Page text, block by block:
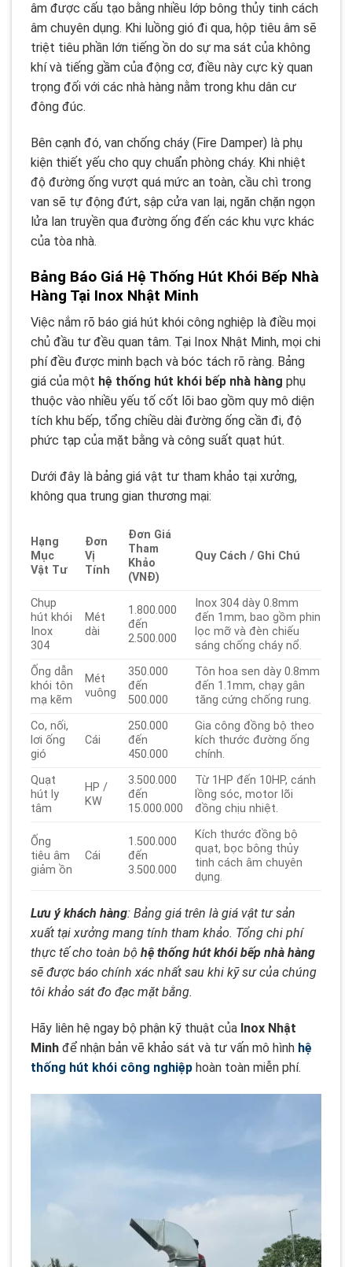
âm được cấu tạo bằng nhiều lớp bông thủy tinh cách
âm chuyên dụng. Khi luồng gió đi qua, hộp tiêu âm sẽ
triệt tiêu phần lớn tiếng ồn do sự ma sát của không
khí và tiếng gầm của động cơ, điều này cực kỳ quan
trọng đối với các nhà hàng nằm trong khu dân cư
đông đúc.
Bên cạnh đó, van chống cháy (Fire Damper) là phụ
kiện thiết yếu cho quy chuẩn phòng cháy. Khi nhiệt
độ đường ống vượt quá mức an toàn, cầu chì trong
van sẽ tự động đứt, sập cửa van lại, ngăn chặn ngọn
lửa lan truyền qua đường ống đến các khu vực khác
của tòa nhà.
Bảng Báo Giá Hệ Thống Hút Khói Bếp Nhà
Hàng Tại Inox Nhật Minh
Việc nắm rõ báo giá hút khói công nghiệp là điều mọi
chủ đầu tư đều quan tâm. Tại Inox Nhật Minh, mọi chi
phí đều được minh bạch và bóc tách rõ ràng. Bảng
giá của một hệ thống hút khói bếp nhà hàng phụ
thuộc vào nhiều yếu tố cốt lõi bao gồm quy mô diện
tích khu bếp, tổng chiều dài đường ống cần đi, độ
phức tạp của mặt bằng và công suất quạt hút.
Dưới đây là bảng giá vật tư tham khảo tại xưởng,
không qua trung gian thương mại:
Hạng
Mục
Vật Tư
Đơn
Vị
Tính
Đơn Giá
Tham
Khảo
(VNĐ)
Quy Cách / Ghi Chú
Chụp
hút khói
Inox
304
Mét
dài
1.800.000
đến
2.500.000
Inox 304 dày 0.8mm
đến 1mm, bao gồm phin
lọc mỡ và đèn chiếu
sáng chống cháy nổ.
Ống dẫn
khói tôn
mạ kẽm
Mét
vuông
350.000
đến
500.000
Tôn hoa sen dày 0.8mm
đến 1.1mm, chạy gân
tăng cứng chống rung.
Co, nối,
lơi ống
gió
Cái
250.000
đến
450.000
Gia công đồng bộ theo
kích thước đường ống
chính.
Quạt
hút ly
tâm
HP /
KW
3.500.000
đến
15.000.000
Từ 1HP đến 10HP, cánh
lồng sóc, motor lõi
đồng chịu nhiệt.
Ống
tiêu âm
giảm ồn
Cái
1.500.000
đến
3.500.000
Kích thước đồng bộ
quạt, bọc bông thủy
tinh cách âm chuyên
dụng.
Lưu ý khách hàng: Bảng giá trên là giá vật tư sản
xuất tại xưởng mang tính tham khảo. Tổng chi phí
thực tế cho toàn bộ hệ thống hút khói bếp nhà hàng
sẽ được báo chính xác nhất sau khi kỹ sư của chúng
tôi khảo sát đo đạc mặt bằng.
Hãy liên hệ ngay bộ phận kỹ thuật của Inox Nhật
Minh để nhận bản vẽ khảo sát và tư vấn mô hình hệ
thống hút khói công nghiệp hoàn toàn miễn phí.